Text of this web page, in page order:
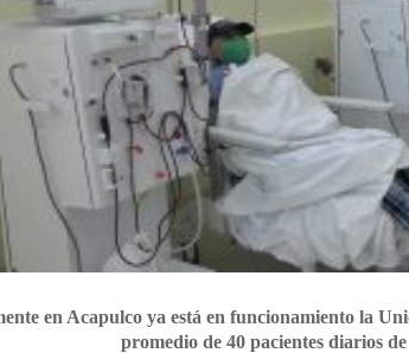
en Acapulco ya está en funcionamiento la
promedio de 40 pacientes diarios